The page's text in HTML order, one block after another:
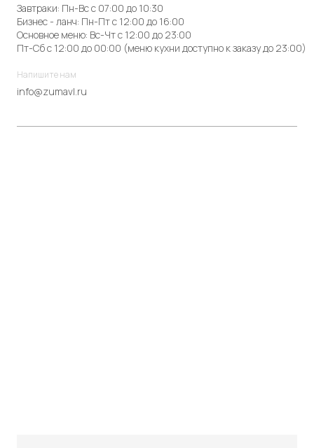
Завтраки: Пн-Вс с 07:00 до 10:30
Бизнес - ланч: Пн-Пт с 12:00 до 16:00
Основное меню: Вс-Чт с 12:00 до 23:00
Пт-Сб с 12:00 до 00:00 (меню кухни доступно к заказу до 23:00)
Напишите нам
info@zumavl.ru